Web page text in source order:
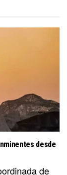
desde
de